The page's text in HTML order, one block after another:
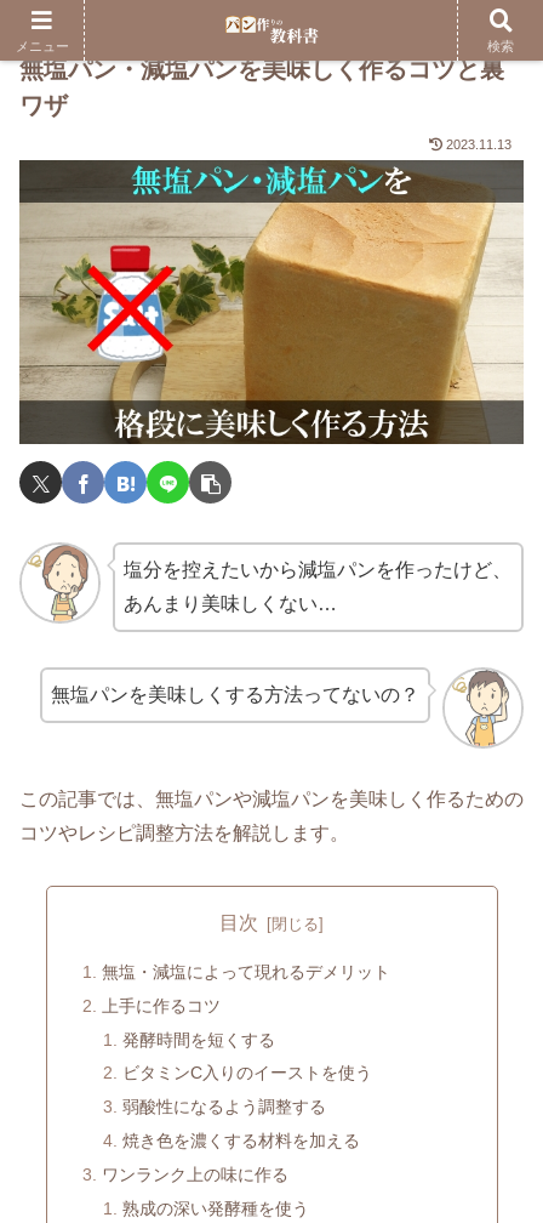
無塩パン・減塩パンを美味しく作るコツと裏
ワザ
2023.11.13
塩分を控えたいから減塩パンを作ったけど、
あんまり美味しくない…
無塩パンを美味しくする方法ってないの？
この記事では、無塩パンや減塩パンを美味しく作るための
コツやレシピ調整方法を解説します。
目次
無塩・減塩によって現れるデメリット
上手に作るコツ
発酵時間を短くする
ビタミンC入りのイーストを使う
弱酸性になるよう調整する
焼き色を濃くする材料を加える
ワンランク上の味に作る
熟成の深い発酵種を使う
メニュー 検索